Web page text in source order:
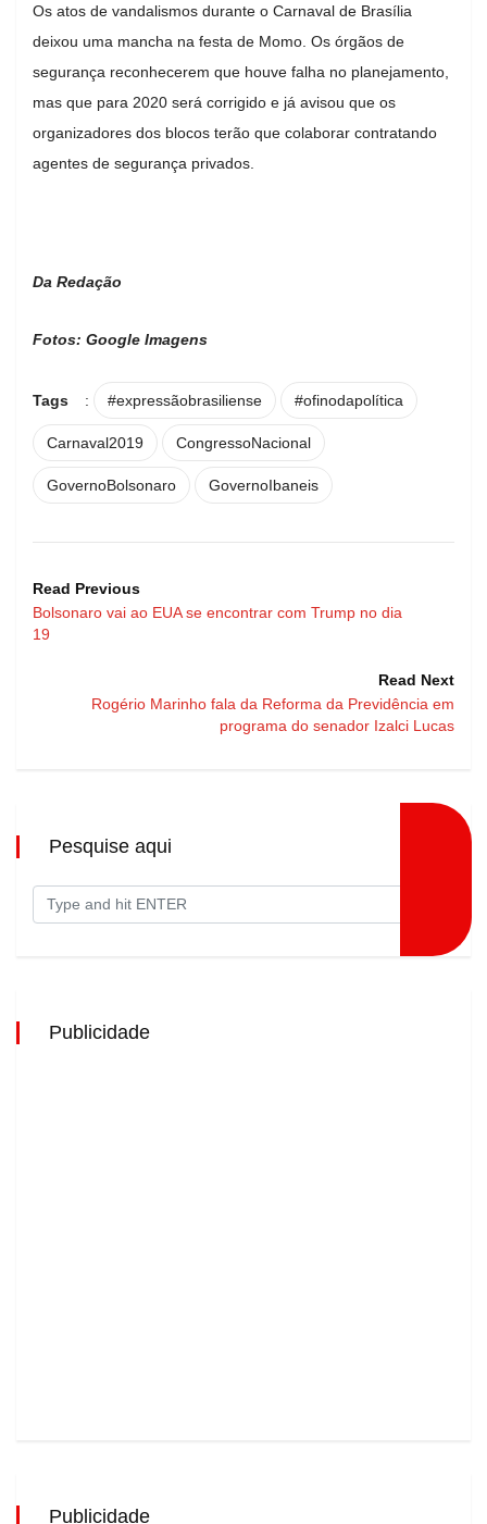
Os atos de vandalismos durante o Carnaval de Brasília
deixou uma mancha na festa de Momo. Os órgãos de
segurança reconhecerem que houve falha no planejamento,
mas que para 2020 será corrigido e já avisou que os
organizadores dos blocos terão que colaborar contratando
agentes de segurança privados.
Da Redação
Fotos: Google Imagens
Tags : #expressãobrasiliense #ofinodapolítica
Carnaval2019 CongressoNacional
GovernoBolsonaro GovernoIbaneis
Read Previous
Bolsonaro vai ao EUA se encontrar com Trump no dia
19
Read Next
Rogério Marinho fala da Reforma da Previdência em
programa do senador Izalci Lucas
Pesquise aqui
Publicidade
Publicidade